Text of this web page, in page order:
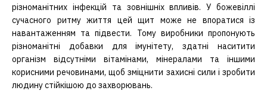
різноманітних інфекцій та зовнішніх впливів. У божевіллі
сучасного ритму життя цей щит може не впоратися із
навантаженням та підвести. Тому виробники пропонують
різноманітні добавки для імунітету, здатні наситити
організм відсутніми вітамінами, мінералами та іншими
корисними речовинами, щоб зміцнити захисні сили і зробити
людину стійкішою до захворювань.